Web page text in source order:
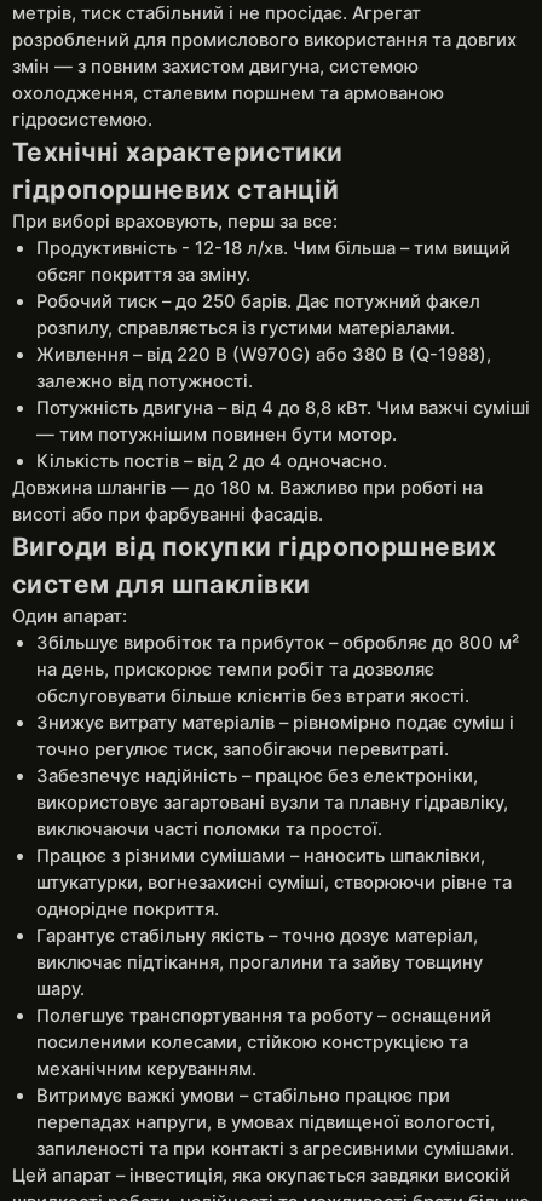
метрів, тиск стабільний і не просідає. Агрегат
розроблений для промислового використання та довгих
змін — з повним захистом двигуна, системою
охолодження, сталевим поршнем та армованою
гідросистемою.
Технічні характеристики
гідропоршневих станцій
При виборі враховують, перш за все:
Продуктивність - 12-18 л/хв. Чим більша – тим вищий
обсяг покриття за зміну.
Робочий тиск – до 250 барів. Дає потужний факел
розпилу, справляється із густими матеріалами.
Живлення – від 220 В (W970G) або 380 В (Q-1988),
залежно від потужності.
Потужність двигуна – від 4 до 8,8 кВт. Чим важчі суміші
— тим потужнішим повинен бути мотор.
Кількість постів – від 2 до 4 одночасно.
Довжина шлангів — до 180 м. Важливо при роботі на
висоті або при фарбуванні фасадів.
Вигоди від покупки гідропоршневих
систем для шпаклівки
Один апарат:
Збільшує виробіток та прибуток – обробляє до 800 м²
на день, прискорює темпи робіт та дозволяє
обслуговувати більше клієнтів без втрати якості.
Знижує витрату матеріалів – рівномірно подає суміш і
точно регулює тиск, запобігаючи перевитраті.
Забезпечує надійність – працює без електроніки,
використовує загартовані вузли та плавну гідравліку,
виключаючи часті поломки та простої.
Працює з різними сумішами – наносить шпаклівки,
штукатурки, вогнезахисні суміші, створюючи рівне та
однорідне покриття.
Гарантує стабільну якість – точно дозує матеріал,
виключає підтікання, прогалини та зайву товщину
шару.
Полегшує транспортування та роботу – оснащений
посиленими колесами, стійкою конструкцією та
механічним керуванням.
Витримує важкі умови – стабільно працює при
перепадах напруги, в умовах підвищеної вологості,
запиленості та при контакті з агресивними сумішами.
Цей апарат – інвестиція, яка окупається завдяки високій